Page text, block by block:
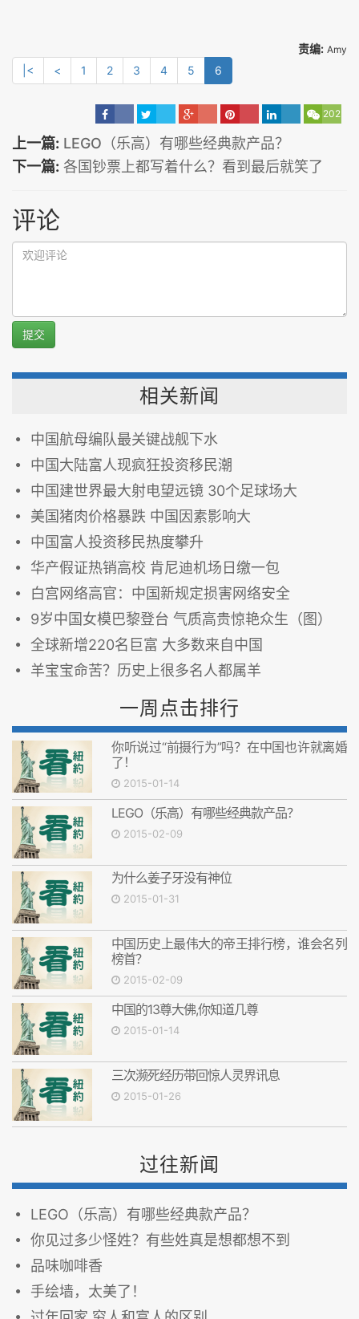
|< < 1 2 3 4 5 6
责编: Amy
202
上一篇: LEGO（乐高）有哪些经典款产品？
下一篇: 各国钞票上都写着什么？看到最后就笑了
评论
提交
相关新闻
中国航母编队最关键战舰下水
中国大陆富人现疯狂投资移民潮
中国建世界最大射电望远镜 30个足球场大
美国猪肉价格暴跌 中国因素影响大
中国富人投资移民热度攀升
华产假证热销高校 肯尼迪机场日缴一包
白宫网络高官：中国新规定损害网络安全
9岁中国女模巴黎登台 气质高贵惊艳众生（图）
全球新增220名巨富 大多数来自中国
羊宝宝命苦？历史上很多名人都属羊
一周点击排行
你听说过“前摄行为”吗？在中国也许就离婚
了！
2015-01-14
LEGO（乐高）有哪些经典款产品？
2015-02-09
为什么姜子牙没有神位
2015-01-31
中国历史上最伟大的帝王排行榜，谁会名列
榜首？
2015-02-09
中国的13尊大佛,你知道几尊
2015-01-14
三次濒死经历带回惊人灵界讯息
2015-01-26
过往新闻
LEGO（乐高）有哪些经典款产品？
你见过多少怪姓？有些姓真是想都想不到
品味咖啡香
手绘墙，太美了！